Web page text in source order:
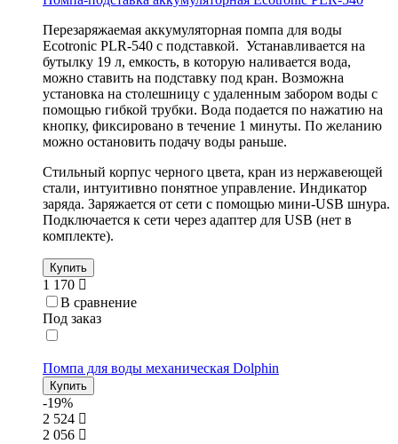
Перезаряжаемая аккумуляторная помпа для воды
Ecotronic PLR-540 с подставкой. Устанавливается на
бутылку 19 л, емкость, в которую наливается вода,
можно ставить на подставку под кран. Возможна
установка на столешницу с удаленным забором воды с
помощью гибкой трубки. Вода подается по нажатию на
кнопку, фиксировано в течение 1 минуты. По желанию
можно остановить подачу воды раньше.
Стильный корпус черного цвета, кран из нержавеющей
стали, интуитивно понятное управление. Индикатор
заряда. Заряжается от сети с помощью мини-USB шнура.
Подключается к сети через адаптер для USB (нет в
комплекте).
Купить
1 170
В сравнение
Под заказ
Помпа для воды механическая Dolphin
Купить
-19%
2 524
2 056